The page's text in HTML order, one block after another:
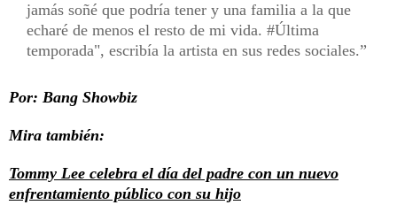
jamás soñé que podría tener y una familia a la que
echaré de menos el resto de mi vida. #Última
temporada", escribía la artista en sus redes sociales.
Por: Bang Showbiz
Mira también:
Tommy Lee celebra el día del padre con un nuevo
enfrentamiento público con su hijo